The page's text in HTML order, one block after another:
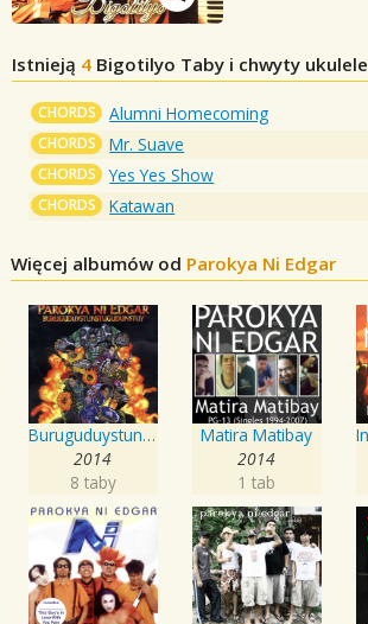
Istnieją 4 Bigotilyo Taby i chwyty
CHORDS Alumni Homecoming
CHORDS Mr. Suave
CHORDS Yes Yes Show
CHORDS Katawan
Więcej albumów od Parokya Ni Edgar
Buruguduystunstugudunstuy
2014
8 taby
Matira Matibay
2014
1 tab